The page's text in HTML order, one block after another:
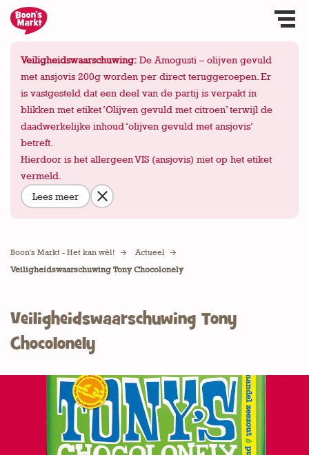
Veiligheidswaarschuwing: De Amogusti – olijven gevuld
met ansjovis 200g worden per direct teruggeroepen. Er
is vastgesteld dat een deel van de partij is verpakt in
blikken met etiket ‘Olijven gevuld met citroen’ terwijl de
daadwerkelijke inhoud ‘olijven gevuld met ansjovis’
betreft.
Hierdoor is het allergeen VIS (ansjovis) niet op het etiket
vermeld.
Lees meer
Boon's Markt - Het kan wèl!
Actueel
Veiligheidswaarschuwing Tony Chocolonely
Veiligheidswaarschuwing Tony
Chocolonely